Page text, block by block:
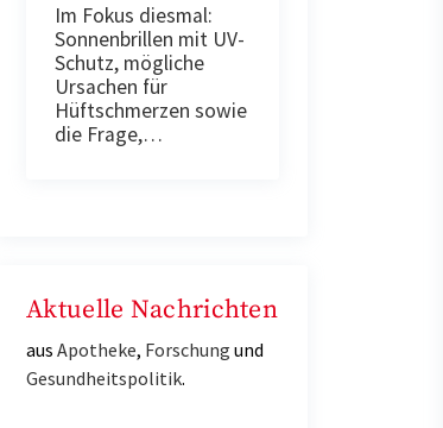
Im Fokus diesmal:
Sonnenbrillen mit UV-
Schutz, mögliche
Ursachen für
Hüftschmerzen sowie
die Frage,…
Aktuelle Nachrichten
aus Apotheke, Forschung und
Gesundheitspolitik.